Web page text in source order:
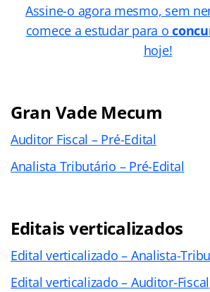
Assine-o agora mesmo, sem
comece a estudar para o
hoje!
Gran Vade Mecum
Auditor Fiscal – Pré-Edital
Analista Tributário – Pré-Edital
Editais verticalizados
Edital verticalizado – Analista-
Edital verticalizado – Auditor-Fiscal